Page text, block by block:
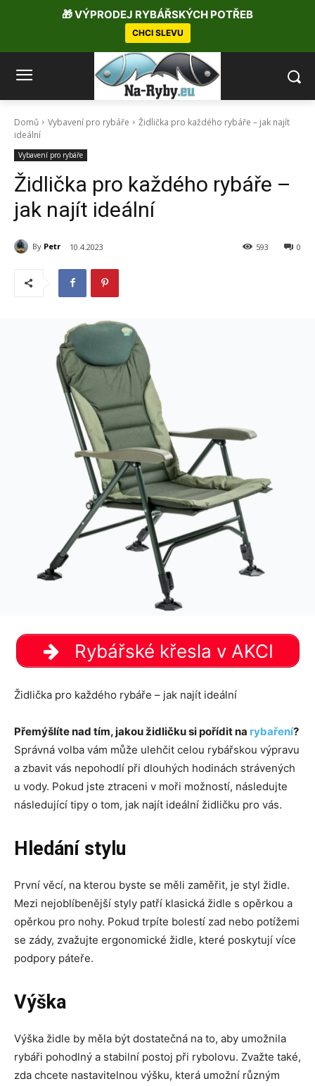
Domů Vybavení pro rybáře
Židlička pro každého rybáře – jak najít
ideální
Vybavení pro rybáře
Židlička pro každého rybáře –
jak najít ideální
By Petr 10.4.2023 0
593
Rybářské křesla v AKCI
Židlička pro každého rybáře – jak najít ideální
Přemýšlíte nad tím, jakou židličku si pořídit na rybaření?
Správná volba vám může ulehčit celou rybářskou výpravu
a zbavit vás nepohodlí při dlouhých hodinách strávených
u vody. Pokud jste ztraceni v moři možností, následujte
následující tipy o tom, jak najít ideální židličku pro vás.
Hledání stylu
První věcí, na kterou byste se měli zaměřit, je styl židle.
Mezi nejoblíbenější styly patří klasická židle s opěrkou a
opěrkou pro nohy. Pokud trpíte bolestí zad nebo potížemi
se zády, zvažujte ergonomické židle, které poskytují více
podpory páteře.
Výška
Výška židle by měla být dostatečná na to, aby umožnila
rybáři pohodlný a stabilní postoj při rybolovu. Zvažte také,
zda chcete nastavitelnou výšku, která umožní různým
🎁 VÝPRODEJ RYBÁŘSKÝCH POTŘEB
CHCI SLEVU